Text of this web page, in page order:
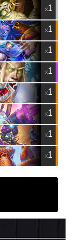
×1
×1
×1
×1
×1
×1
×1
×1